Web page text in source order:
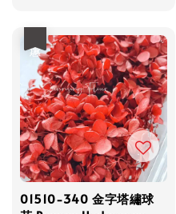
01510-340 金字塔繡球